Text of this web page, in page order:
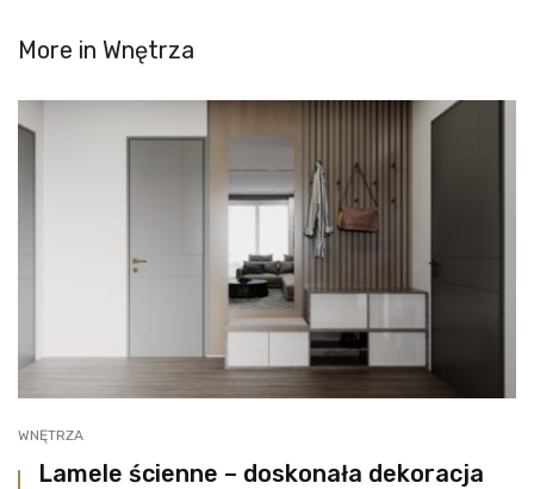
More in Wnętrza
WNĘTRZA
Lamele ścienne – doskonała dekoracja